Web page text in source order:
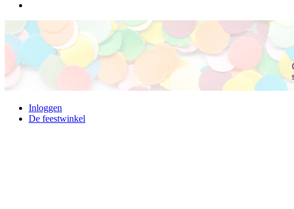
Inloggen
De feestwinkel